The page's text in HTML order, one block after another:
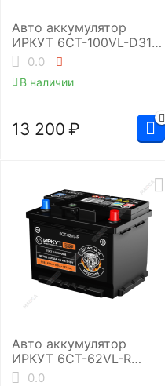
Авто аккумулятор
ИРКУТ 6CT-100VL-D31R
(UHD-D31R)
0.0
В наличии
13 200 ₽
Авто аккумулятор
ИРКУТ 6CT-62VL-R
(SMF-L2EU)
0.0